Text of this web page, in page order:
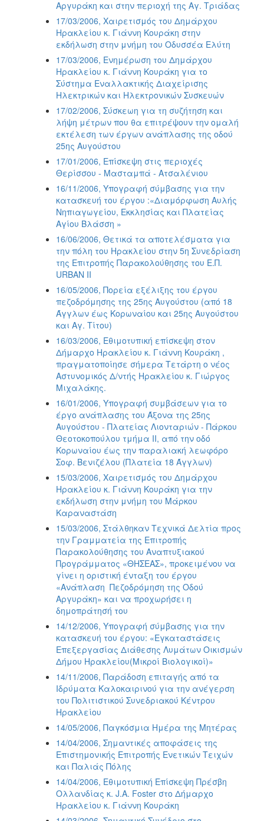
Αργυράκη και στην περιοχή της Αγ. Τριάδας
17/03/2006, Χαιρετισμός του Δημάρχου
Ηρακλείου κ. Γιάννη Κουράκη στην
εκδήλωση στην μνήμη του Οδυσσέα Ελύτη
17/03/2006, Ενημέρωση του Δημάρχου
Ηρακλείου κ. Γιάννη Κουράκη για το
Σύστημα Εναλλακτικής Διαχείρισης
Ηλεκτρικών και Ηλεκτρονικών Συσκευών
17/02/2006, Σύσκεωη για τη συζήτηση και
λήψη μέτρων που θα επιτρέψουν την ομαλή
εκτέλεση των έργων ανάπλασης της οδού
25ης Αυγούστου
17/01/2006, Επίσκεψη στις περιοχές
Θερίσσου - Μασταμπά - Ατσαλένιου
16/11/2006, Υπογραφή σύμβασης για την
κατασκευή του έργου :«Διαμόρφωση Αυλής
Νηπιαγωγείου, Εκκλησίας και Πλατείας
Αγίου Βλάσση »
16/06/2006, Θετικά τα αποτελέσματα για
την πόλη του Ηρακλείου στην 5η Συνεδρίαση
της Επιτροπής Παρακολούθησης του Ε.Π.
URBAN II
16/05/2006, Πορεία εξέλιξης του έργου
πεζοδρόμησης της 25ης Αυγούστου (από 18
Άγγλων έως Κορωναίου και 25ης Αυγούστου
και Αγ. Τίτου)
16/03/2006, Εθιμοτυπική επίσκεψη στον
Δήμαρχο Ηρακλείου κ. Γιάννη Κουράκη ,
πραγματοποίησε σήμερα Τετάρτη ο νέος
Αστυνομικός Δ/ντής Ηρακλείου κ. Γιώργος
Μιχαλάκης.
16/01/2006, Υπογραφή συμβάσεων για το
έργο ανάπλασης του Άξονα της 25ης
Αυγούστου - Πλατείας Λιονταριών - Πάρκου
Θεοτοκοπούλου τμήμα ΙΙ, από την οδό
Κορωναίου έως την παραλιακή λεωφόρο
Σοφ. Βενιζέλου (Πλατεία 18 Άγγλων)
15/03/2006, Χαιρετισμός του Δημάρχου
Ηρακλείου κ. Γιάννη Κουράκη για την
εκδήλωση στην μνήμη του Μάρκου
Καραναστάση
15/03/2006, Στάλθηκαν Τεχνικά Δελτία προς
την Γραμματεία της Επιτροπής
Παρακολούθησης του Αναπτυξιακού
Προγράμματος «ΘΗΣΕΑΣ», προκειμένου να
γίνει η οριστική ένταξη του έργου
«Ανάπλαση  Πεζοδρόμηση της Οδού
Αργυράκη» και να προχωρήσει η
δημοπράτησή του
14/12/2006, Υπογραφή σύμβασης για την
κατασκευή του έργου: «Εγκαταστάσεις
Επεξεργασίας Διάθεσης Λυμάτων Οικισμών
Δήμου Ηρακλείου(Μικροί Βιολογικοί)»
14/11/2006, Παράδοση επιταγής από τα
Ιδρύματα Καλοκαιρινού για την ανέγερση
του Πολιτιστικού Συνεδριακού Κέντρου
Ηρακλείου
14/05/2006, Παγκόσμια Ημέρα της Μητέρας
14/04/2006, Σημαντικές αποφάσεις της
Επιστημονικής Επιτροπής Ενετικών Τειχών
και Παλιάς Πόλης
14/04/2006, Εθιμοτυπική Επίσκεψη Πρέσβη
Ολλανδίας κ. J.A. Foster στο Δήμαρχο
Ηρακλείου κ. Γιάννη Κουράκη